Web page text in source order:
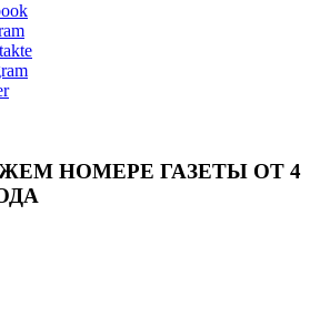
НОМЕРЕ ГАЗЕТЫ ОТ 4